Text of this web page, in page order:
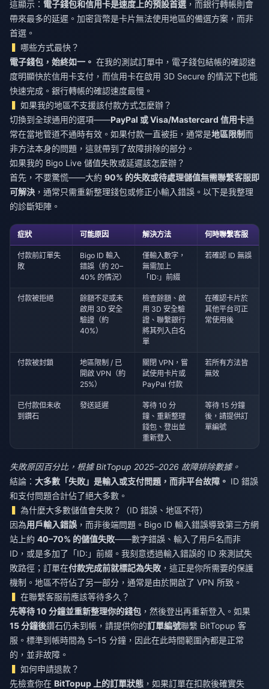
這顯示： 電子錢包和信用卡是速度上的預設首選 ，而銀行轉帳則會
帶來最多的延遲。加密貨幣是卡片無法使用地區的備選方案，而非
首選。
哪些方式最快？
電子錢包，始終如一。 在我的測試訂單中，電子錢包結帳的確認速
度明顯快於信用卡支付，而信用卡在啟用 3D Secure 的情況下也能
快速完成。銀行轉帳的確認速度最慢。
如果我的地區不支援該付款方式怎麼辦？
切換到全球通用的選項——PayPal 或 Visa/Mastercard 信用卡通
常在當地管道不通時有效。如果付款一直被拒，通常是地區限制而
非方法本身的問題，這就帶到了故障排除的部分。
如果我的 Bigo Live 儲值失敗或延遲該怎麼辦？
首先，不要驚慌——大約 90% 的失敗或待處理儲值無需聯繫客服即
可解決 ，通常只需重新整理錢包或修正小輸入錯誤。以下是我整理
的診斷矩陣。
症狀 可能原因 解決方法 何時聯繫客服
付款前訂單失
敗
Bigo ID 輸入
錯誤（約 20–
40% 的情況）
僅輸入數字，
無需加上
「ID:」前綴
若確認 ID 無誤
付款被拒絕
餘額不足或未
啟用 3D 安全
驗證（約
40%）
檢查餘額、啟
用 3D 安全驗
證、聯繫銀行
將其列入白名
單
在確認卡片於
其他平台可正
常使用後
付款被封鎖
地區限制 / 已
開啟 VPN（約
25%）
關閉 VPN，嘗
試使用卡片或
PayPal 付款
若所有方法皆
無效
已付款但未收
到鑽石
發送延遲
等待 10 分
鐘、重新整理
錢包、登出並
重新登入
等待 15 分鐘
後，請提供訂
單編號
失敗原因百分比，根據 BitTopup 2025–2026 故障排除數據。
結論： 大多數「失敗」是輸入或支付問題，而非平台故障。 ID 錯誤
和支付問題合計佔了絕大多數。
為什麼大多數儲值會失敗？（ID 錯誤、地區不符）
因為用戶輸入錯誤 ，而非後端問題。Bigo ID 輸入錯誤導致第三方網
站上約 40–70% 的儲值失敗——數字錯誤、輸入了用戶名而非
ID，或是多加了「ID:」前綴。我刻意透過輸入錯誤的 ID 來測試失
敗路徑；訂單在付款完成前就標記為失敗 ，這正是你所需要的保護
機制。地區不符佔了另一部分，通常是由於開啟了 VPN 所致。
在聯繫客服前應該等待多久？
先等待 10 分鐘並重新整理你的錢包 ，然後登出再重新登入。如果
15 分鐘後鑽石仍未到帳，請提供你的訂單編號聯繫 BitTopup 客
服。標準到帳時間為 5–15 分鐘，因此在此時間範圍內都是正常
的，並非故障。
如何申請退款？
先檢查你在 BitTopup 上的訂單狀態 ，如果訂單在扣款後確實失